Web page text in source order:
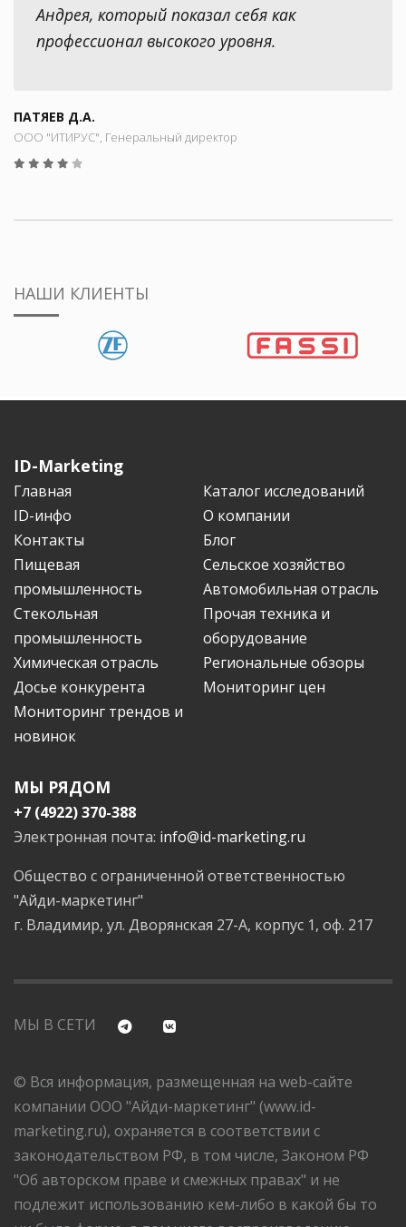
Андрея, который показал себя как
профессионал высокого уровня.
ПАТЯЕВ Д.А.
ООО "ИТИРУС", Генеральный директор
НАШИ КЛИЕНТЫ
ID-Marketing
Главная
Каталог исследований
ID-инфо
О компании
Контакты
Блог
Пищевая
промышленность
Сельское хозяйство
Автомобильная отрасль
Стекольная
промышленность
Прочая техника и
оборудование
Химическая отрасль
Региональные обзоры
Досье конкурента
Мониторинг цен
Мониторинг трендов и
новинок
МЫ РЯДОМ
+7 (4922) 370-388
Электронная почта: info@id-marketing.ru
Общество с ограниченной ответственностью
"Айди-маркетинг"
г. Владимир, ул. Дворянская 27-А, корпус 1, оф. 217
МЫ В СЕТИ
© Вся информация, размещенная на web-сайте
компании ООО "Айди-маркетинг" (www.id-
marketing.ru), охраняется в соответствии с
законодательством РФ, в том числе, Законом РФ
"Об авторском праве и смежных правах" и не
подлежит использованию кем-либо в какой бы то